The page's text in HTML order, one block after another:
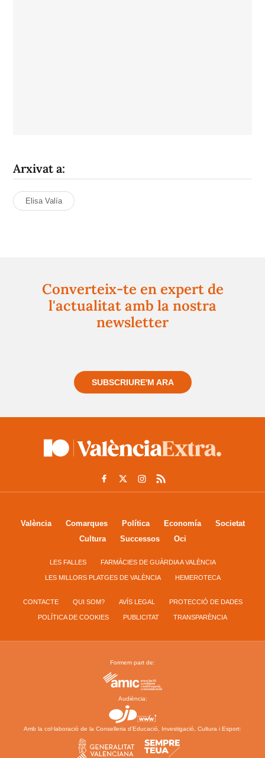
Arxivat a:
Elisa Valía
Converteix-te en expert de
l'actualitat amb la nostra
newsletter
SUBSCRIURE'M ARA
València Comarques Política Economía
Societat
Cultura
Successos Oci
LES FALLES FARMÀCIES DE GUÀRDIA A VALÈNCIA
LES MILLORS PLATGES DE VALÈNCIA HEMEROTECA
CONTACTE QUI SOM? AVÍS LEGAL PROTECCIÓ DE DADES
POLÍTICA DE COOKIES PUBLICITAT TRANSPARÈNCIA
Formem part de:
Audiència:
Amb la col·laboració de la Conselleria d’Educació, Investigació, Cultura i Esport: